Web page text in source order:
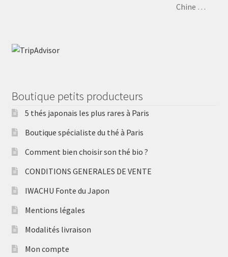
Chine …
Boutique petits producteurs
5 thés japonais les plus rares à Paris
Boutique spécialiste du thé à Paris
Comment bien choisir son thé bio ?
CONDITIONS GENERALES DE VENTE
IWACHU Fonte du Japon
Mentions légales
Modalités livraison
Mon compte